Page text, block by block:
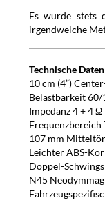
Es wurde stets
irgendwelche
Technische Daten
10 cm (4”)
Belastbarkeit
Impedanz 4 + 4 Ω
Frequenzbereich
107 mm
Leichter ABS-
Doppel-
N45